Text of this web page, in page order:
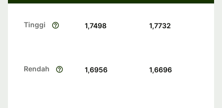
Tinggi 1,7498 1,7732
Rendah 1,6956 1,6696